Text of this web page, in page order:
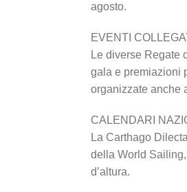
agosto.
EVENTI
Le diverse Regate
gala e premiazioni
organizzate anche
CALENDARI
La Carthago
della World
d’altura.